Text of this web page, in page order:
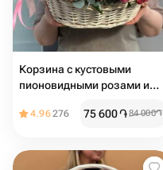
Корзина с кустовыми
пионовидными розами и
4.96276 75 600֏84 000֏